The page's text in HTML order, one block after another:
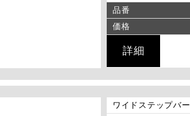
品番
価格
詳細
ワイドステップバ